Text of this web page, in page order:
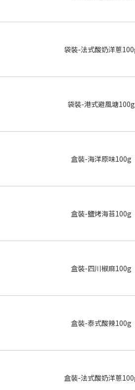
袋裝-法式酸奶洋蔥
袋裝-港式避風塘100g
盒裝-海洋原味100g
盒裝-鹽烤海苔100g
盒裝-四川椒麻100g
盒裝-泰式酸辣100g
盒裝-法式酸奶洋蔥